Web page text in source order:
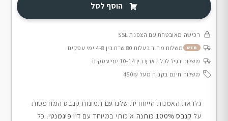
הוסף לסל
רכישה מאובטחת עם הצפנת SSL
חדש
משלוח מהיר בעלות 80 ש״ח בין 4-8 ימי עסקים
משלוח רגיל לכל הארץ בין 10-14 ימי עסקים
משלוח חינם בקניה מעל 450₪
גלו את האמנות הייחודית שלנו עם תמונות קנבס המודפסות
על קנבס 100% כותנה איכותי במיוחד עם דיו פיגמנטי. כל